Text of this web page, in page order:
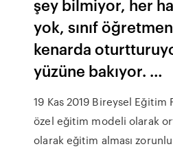
şey bilmiyor, her
yok, sınıf
kenarda
yüzüne bakıyor. …
19 Kas 2019 Bireysel Eğitim
özel eğitim modeli olarak
olarak eğitim alması